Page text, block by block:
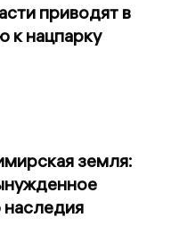
приводят в
к нацпарку
земля:
наследия